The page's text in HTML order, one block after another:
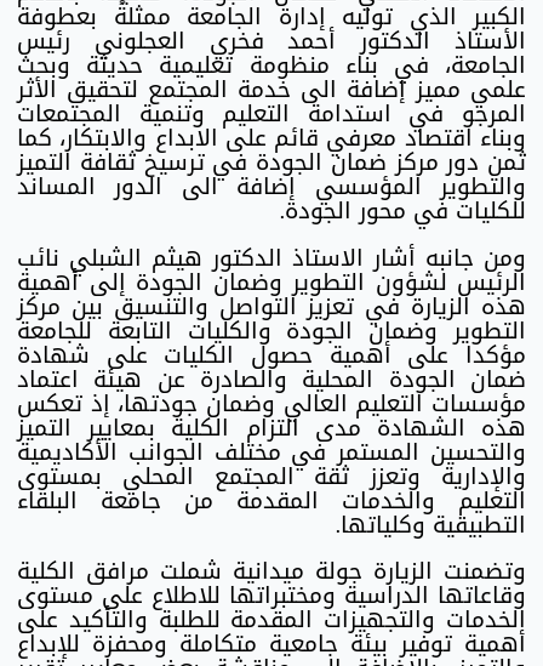
الكبير الذي توليه إدارة الجامعة ممثلةً بعطوفة
الأستاذ الدكتور أحمد فخري العجلوني رئيس
الجامعة، في بناء منظومة تعليمية حديثة وبحث
علمي مميز إضافة الى خدمة المجتمع لتحقيق الأثر
المرجو في استدامة التعليم وتنمية المجتمعات
وبناء اقتصاد معرفي قائم على الابداع والابتكار، كما
ثمن دور مركز ضمان الجودة في ترسيخ ثقافة التميز
والتطوير المؤسسي إضافة الى الدور المساند
للكليات في محور الجودة.
ومن جانبه أشار الاستاذ الدكتور هيثم الشبلي نائب
الرئيس لشؤون التطوير وضمان الجودة إلى أهمية
هذه الزيارة في تعزيز التواصل والتنسيق بين مركز
التطوير وضمان الجودة والكليات التابعة للجامعة
مؤكدا على أهمية حصول الكليات على شهادة
ضمان الجودة المحلية والصادرة عن هيئة اعتماد
مؤسسات التعليم العالي وضمان جودتها، إذ تعكس
هذه الشهادة مدى التزام الكلية بمعايير التميز
والتحسين المستمر في مختلف الجوانب الأكاديمية
والإدارية وتعزز ثقة المجتمع المحلي بمستوى
التعليم والخدمات المقدمة من جامعة البلقاء
التطبيقية وكلياتها.
وتضمنت الزيارة جولة ميدانية شملت مرافق الكلية
وقاعاتها الدراسية ومختبراتها للاطلاع على مستوى
الخدمات والتجهيزات المقدمة للطلبة والتأكيد على
أهمية توفير بيئة جامعية متكاملة ومحفزة للإبداع